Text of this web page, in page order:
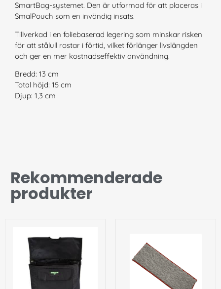
SmartBag-systemet. Den är utformad för att placeras i
SmalPouch som en invändig insats.
Tillverkad i en foliebaserad legering som minskar risken
för att stålull rostar i förtid, vilket förlänger livslängden
och ger en mer kostnadseffektiv användning.
Bredd: 13 cm
Total höjd: 15 cm
Djup: 1,3 cm
Rekommenderade
produkter